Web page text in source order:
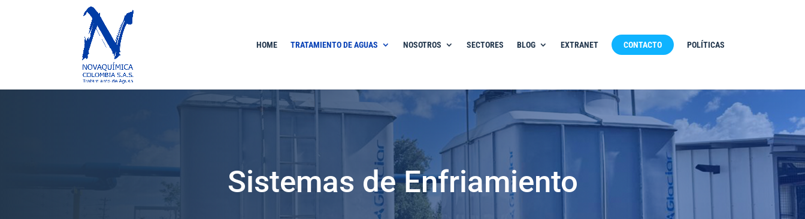
HOME TRATAMIENTO DE AGUAS NOSOTROS SECTORES BLOG EXTRANET CONTACTO POLÍTICAS
Sistemas de Enfriamiento